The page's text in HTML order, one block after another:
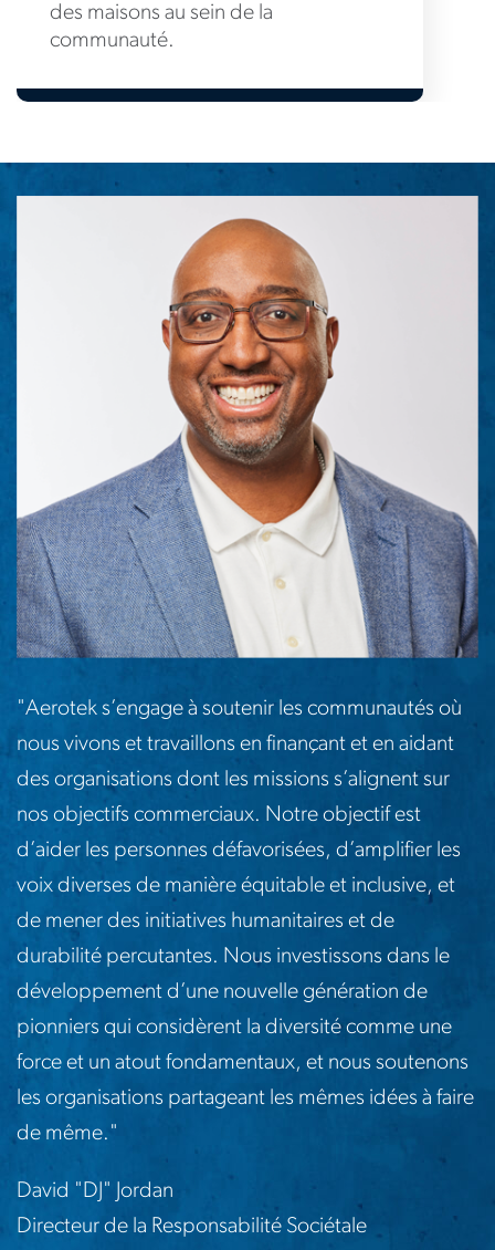
des maisons au sein de la
communauté.
"Aerotek s’engage à soutenir les communautés où
nous vivons et travaillons en finançant et en aidant
des organisations dont les missions s’alignent sur
nos objectifs commerciaux. Notre objectif est
d’aider les personnes défavorisées, d’amplifier les
voix diverses de manière équitable et inclusive, et
de mener des initiatives humanitaires et de
durabilité percutantes. Nous investissons dans le
développement d’une nouvelle génération de
pionniers qui considèrent la diversité comme une
force et un atout fondamentaux, et nous soutenons
les organisations partageant les mêmes idées à faire
de même."
David "DJ" Jordan
Directeur de la Responsabilité Sociétale